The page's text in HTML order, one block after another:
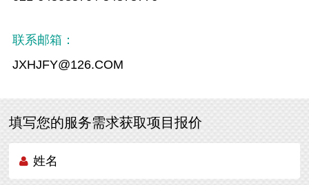
联系邮箱：
JXHJFY@126.COM
填写您的服务需求获取项目报价
姓名